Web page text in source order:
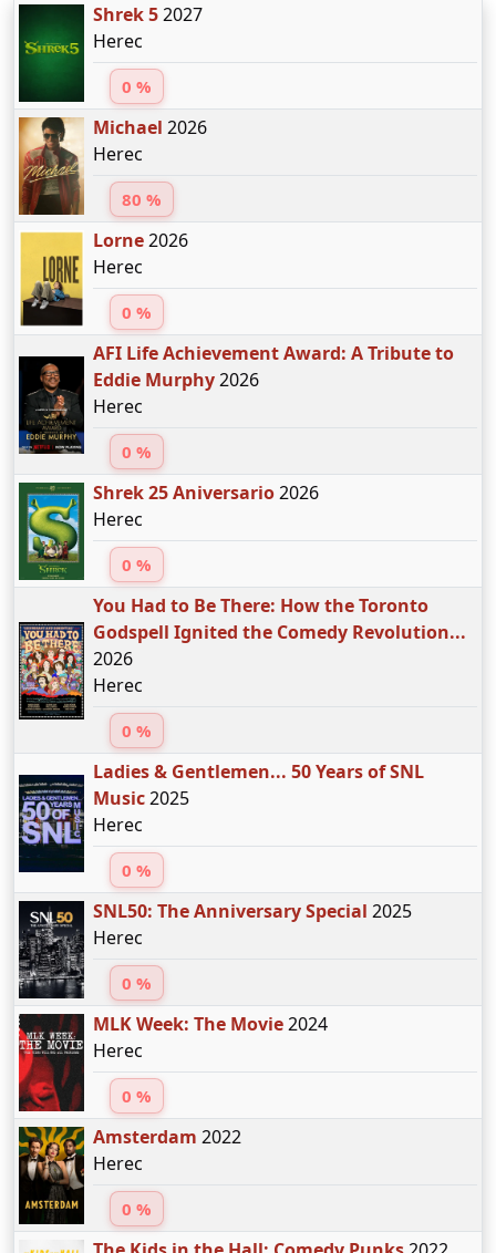
Shrek 52027
Herec
0 %
Michael 2026
Herec
80 %
Lorne2026
Herec
0 %
AFI Life Achievement Award: A Tribute to
Eddie Murphy2026
Herec
0 %
Shrek 25 Aniversario2026
Herec
0 %
You Had to Be There: How the Toronto
Godspell Ignited the Comedy Revolution...
2026
Herec
0 %
Ladies & Gentlemen... 50 Years of SNL
Music2025
Herec
0 %
SNL50: The Anniversary Special 2025
Herec
0 %
MLK Week: The Movie2024
Herec
0 %
Amsterdam 2022
Herec
0 %